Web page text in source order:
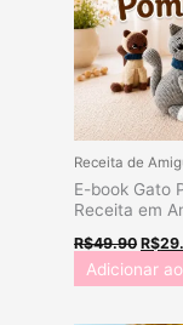
Receita de
E-book Gato
Receita em
R$49.90 R$
Adicionar